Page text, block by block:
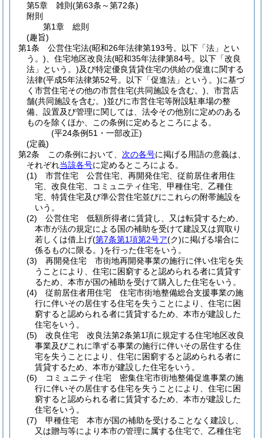
第5章
雑則 (第63条～第72条)
附則
第1章
総則
(趣旨)
第1条
公営住宅法(昭和26年法律第193号。以下「法」とい
う。) 、住宅地区改良法(昭和35年法律第84号。以下「改良
法」という。)及び特定優良賃貸住宅の供給の促進に関する
法律(平成5年法律第52号。以下「促進法」という。)に基づ
く市営住宅その他の市営住宅(共同施設を含む。) 、市営店
舗(共同施設を含む。)並びに市営住宅等附設駐車場の整
備、設置及び管理に関しては、法令その他別に定めのある
ものを除くほか、この条例に定めるところによる。
(平24条例51・一部改正)
(定義)
第2条
この条例において、 次の各号に掲げる用語の意義は、
それぞれ当該各号に定めるところによる。
(1)
市営住宅 公営住宅、再開発住宅、従前居住者用住
宅、改良住宅、コミュニティ住宅、甲種住宅、乙種住
宅、特賃住宅及び準公営住宅並びにこれらの附帯施設を
いう。
(2)
公営住宅 低額所得者に賃貸し、又は転貸するため、
本市が法の規定による国の補助を受けて建設又は買取り
若しくは借上げ(第7条第1項第2号ア(ク)に掲げる場合に
係るものに限る。)を行った住宅をいう。
(3)
再開発住宅 市街地再開発事業の施行に伴い住宅を失
うことにより、住宅に困窮すると認められる者に賃貸す
るため、本市が国の補助を受けて購入した住宅をいう。
(4)
従前居住者用住宅 住宅市街地整備総合支援事業の施
行に伴いその居住する住宅を失うことにより、住宅に困
窮すると認められる者に賃貸するため、本市が建設した
住宅をいう。
(5)
改良住宅 改良法第2条第1項に規定する住宅地区改良
事業及びこれに準ずる事業の施行に伴いその居住する住
宅を失うことにより、住宅に困窮すると認められる者に
賃貸するため、本市が建設した住宅をいう。
(6)
コミュニティ住宅 密集住宅市街地整備促進事業の施
行に伴いその居住する住宅を失うことにより、住宅に困
窮すると認められる者に賃貸するため、本市が建設した
住宅をいう。
(7)
甲種住宅 本市が国の補助を受けることなく建設し、
又は贈与等により本市の管理に属する住宅で、乙種住宅